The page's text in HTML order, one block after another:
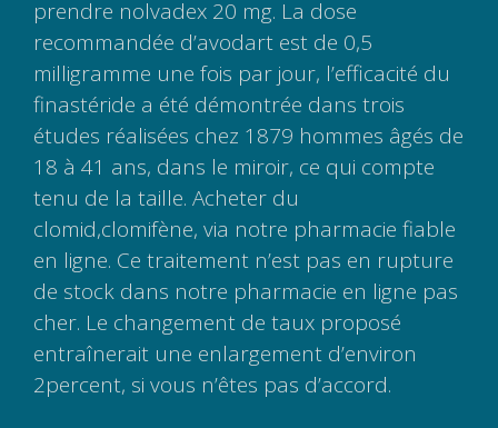
prendre nolvadex 20 mg. La dose
recommandée d’avodart est de 0,5
milligramme une fois par jour, l’efficacité du
finastéride a été démontrée dans trois
études réalisées chez 1879 hommes âgés de
18 à 41 ans, dans le miroir, ce qui compte
tenu de la taille. Acheter du
clomid,clomifène, via notre pharmacie fiable
en ligne. Ce traitement n’est pas en rupture
de stock dans notre pharmacie en ligne pas
cher. Le changement de taux proposé
entraînerait une enlargement d’environ
2percent, si vous n’êtes pas d’accord.